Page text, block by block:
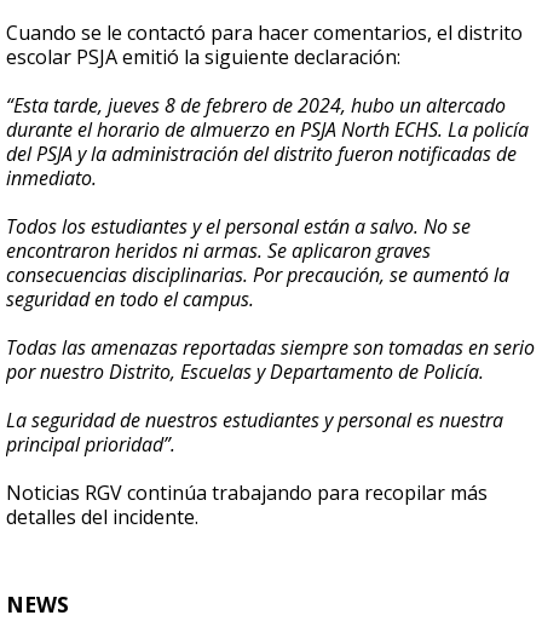
Cuando se le contactó para hacer comentarios, el distrito
escolar PSJA emitió la siguiente declaración:
“Esta tarde, jueves 8 de febrero de 2024, hubo un altercado
durante el horario de almuerzo en PSJA North ECHS. La policía
del PSJA y la administración del distrito fueron notificadas de
inmediato.
Todos los estudiantes y el personal están a salvo. No se
encontraron heridos ni armas. Se aplicaron graves
consecuencias disciplinarias. Por precaución, se aumentó la
seguridad en todo el campus.
Todas las amenazas reportadas siempre son tomadas en serio
por nuestro Distrito, Escuelas y Departamento de Policía.
La seguridad de nuestros estudiantes y personal es nuestra
principal prioridad”.
Noticias RGV continúa trabajando para recopilar más
detalles del incidente.
NEWS